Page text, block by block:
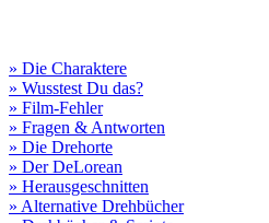
» Die Charaktere
» Wusstest Du das?
» Film-Fehler
» Fragen & Antworten
» Die Drehorte
» Der DeLorean
» Herausgeschnitten
» Alternative Drehbücher